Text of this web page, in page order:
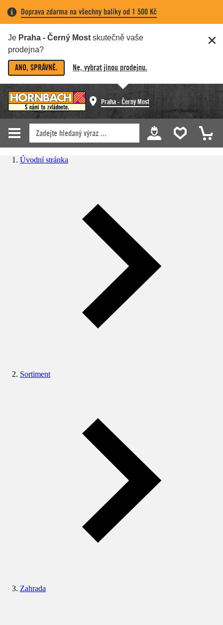
Doprava zdarma na všechny balíky od 1 500 Kč
Je Praha - Černý Most skutečně vaše
prodejna?
ANO, SPRÁVNĚ. Ne, vybrat jinou prodejnu.
Praha - Černý Most
Úvodní stránka
Sortiment
Zahrada